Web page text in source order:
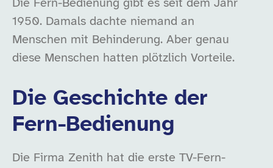
Die Fern-Bedienung gibt es seit dem Jahr
1950. Damals dachte niemand an
Menschen mit Behinderung. Aber genau
diese Menschen hatten plötzlich Vorteile.
Die Geschichte der
Fern-Bedienung
Die Firma Zenith hat die erste TV-Fern-